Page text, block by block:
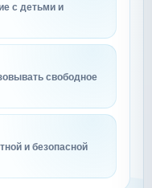
с детьми и
свободное
и безопасной